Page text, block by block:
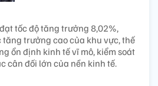
tốc độ tăng trưởng 8,02%,
trưởng cao của khu vực, thế
ổn định kinh tế vĩ mô, kiểm soát
cân đối lớn của nền kinh tế.